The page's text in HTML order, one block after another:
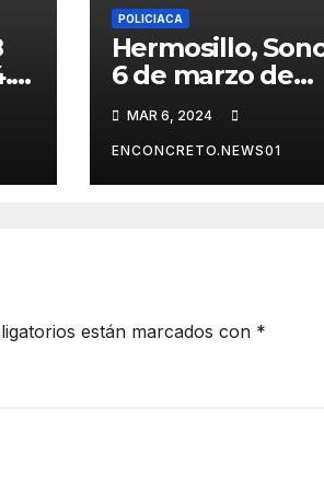
POLICIACA
Hermosillo,
6 de marzo de
2024.-Localizan
persona
como
MAR 6, 2024
ENCONCRETO.NEWS01
están marcados con *